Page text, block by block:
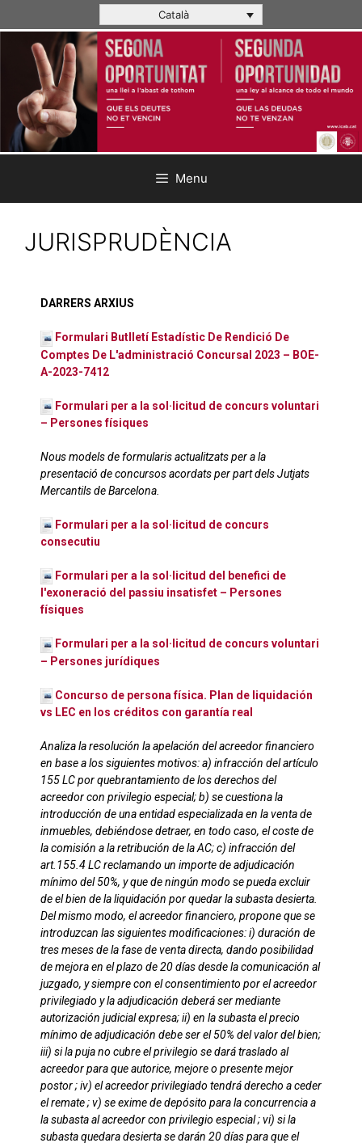
Català
Menu
JURISPRUDÈNCIA
DARRERS ARXIUS
Formulari Butlletí Estadístic De Rendició De
Comptes De L'administració Concursal 2023 – BOE-
A-2023-7412
Formulari per a la sol·licitud de concurs voluntari
– Persones físiques
Nous models de formularis actualitzats per a la
presentació de concursos acordats per part dels Jutjats
Mercantils de Barcelona.
Formulari per a la sol·licitud de concurs
consecutiu
Formulari per a la sol·licitud del benefici de
l'exoneració del passiu insatisfet – Persones
físiques
Formulari per a la sol·licitud de concurs voluntari
– Persones jurídiques
Concurso de persona física. Plan de liquidación
vs LEC en los créditos con garantía real
Analiza la resolución la apelación del acreedor financiero
en base a los siguientes motivos: a) infracción del artículo
155 LC por quebrantamiento de los derechos del
acreedor con privilegio especial; b) se cuestiona la
introducción de una entidad especializada en la venta de
inmuebles, debiéndose detraer, en todo caso, el coste de
la comisión a la retribución de la AC; c) infracción del
art.155.4 LC reclamando un importe de adjudicación
mínimo del 50%, y que de ningún modo se pueda excluir
de el bien de la liquidación por quedar la subasta desierta.
Del mismo modo, el acreedor financiero, propone que se
introduzcan las siguientes modificaciones: i) duración de
tres meses de la fase de venta directa, dando posibilidad
de mejora en el plazo de 20 días desde la comunicación al
juzgado, y siempre con el consentimiento por el acreedor
privilegiado y la adjudicación deberá ser mediante
autorización judicial expresa; ii) en la subasta el precio
mínimo de adjudicación debe ser el 50% del valor del bien;
iii) si la puja no cubre el privilegio se dará traslado al
acreedor para que autorice, mejore o presente mejor
postor ; iv) el acreedor privilegiado tendrá derecho a ceder
el remate ; v) se exime de depósito para la concurrencia a
la subasta al acreedor con privilegio especial ; vi) si la
subasta quedara desierta se darán 20 días para que el